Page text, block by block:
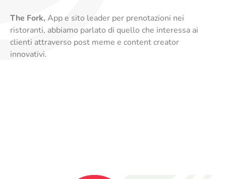
The Fork, App e sito leader per prenotazioni nei
ristoranti, abbiamo parlato di quello che interessa ai
clienti attraverso post meme e content creator
innovativi.